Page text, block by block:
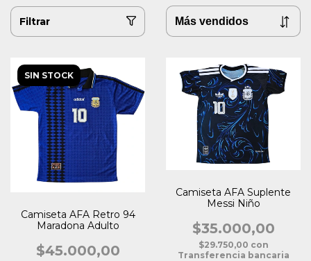
Filtrar
SIN STOCK
Camiseta AFA Retro 94
Maradona Adulto
$45.000,00
Camiseta AFA Suplente
Messi Niño
$35.000,00
$29.750,00 con
Transferencia bancaria